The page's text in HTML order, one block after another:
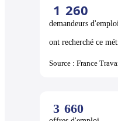
1 260
demandeurs d'emploi
ont recherché ce
Source : France
3 660